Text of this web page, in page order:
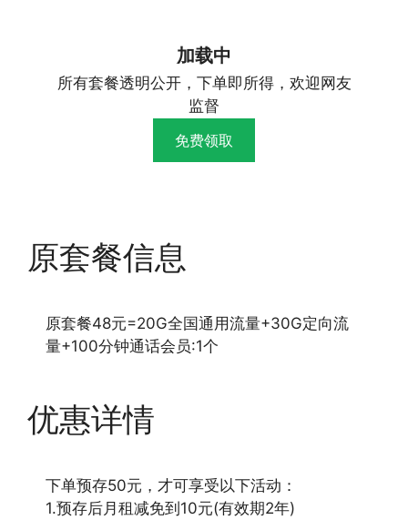
加载中
所有套餐透明公开，下单即所得，欢迎网友
监督
免费领取
原套餐信息
原套餐48元=20G全国通用流量+30G定向流
量+100分钟通话会员:1个
优惠详情
下单预存50元，才可享受以下活动：
1.预存后月租减免到10元(有效期2年)